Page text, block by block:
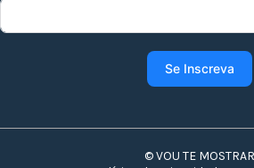
Se Inscreva
© VOU TE MOSTRAR